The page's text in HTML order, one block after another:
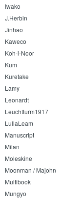
Iwako
J.Herbin
Jinhao
Kaweco
Koh-i-Noor
Kum
Kuretake
Lamy
Leonardt
Leuchtturm1917
LullaLeam
Manuscript
Milan
Moleskine
Moonman / Majohn
Multibook
Mungyo